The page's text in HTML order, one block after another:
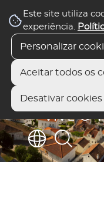
Este site utiliza
experiência.
Personalizar
Aceitar todos os
Desativar